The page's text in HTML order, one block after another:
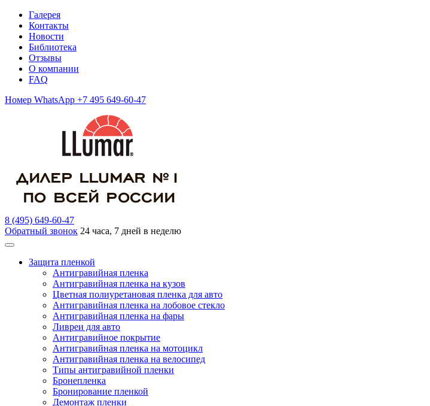
Галерея
Контакты
Новости
Библиотека
Отзывы
О компании
FAQ
Номер WhatsApp +7 495 649-60-47
8 (495) 649-60-47
Обратный звонок 24 часа, 7 дней в неделю
Защита пленкой
Антигравийная пленка
Антигравийная пленка на кузов
Цветная полиуретановая пленка для авто
Антигравийная пленка на лобовое стекло
Антигравийная пленка на фары
Ливреи для авто
Антигравийное покрытие
Антигравийная пленка на мотоцикл
Антигравийная пленка на велосипед
Типы антигравийной пленки
Бронепленка
Бронирование пленкой
Демонтаж пленки